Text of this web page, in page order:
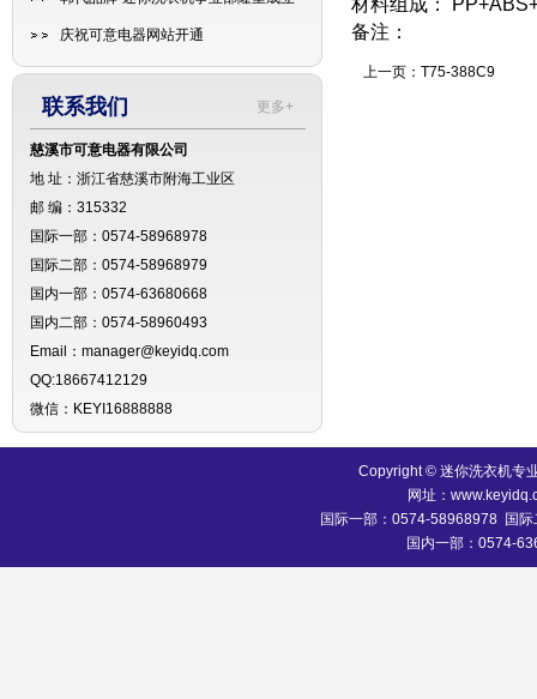
庆祝可意电器网站开通
更多+
联系我们
慈溪市可意电器有限公司
地 址：浙江省慈溪市附海工业区
邮 编：315332
国际一部：0574-58968978
国际二部：0574-58968979
国内一部：0574-63680668
国内二部：0574-58960493
Email：manager@keyidq.com
QQ:18667412129
微信：KEYI16888888
材料组成：
备注：
上一页： T75-388C9
Copyright © 迷你洗衣机专
网址：
国际一部：0574-58968978 国
国内一部：0574-